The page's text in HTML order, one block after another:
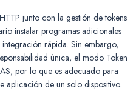
junto con la gestión de tokens
instalar programas adicionales
rápida. Sin embargo,
única, el modo Token
por lo que es adecuado para
aplicación de un solo dispositivo.